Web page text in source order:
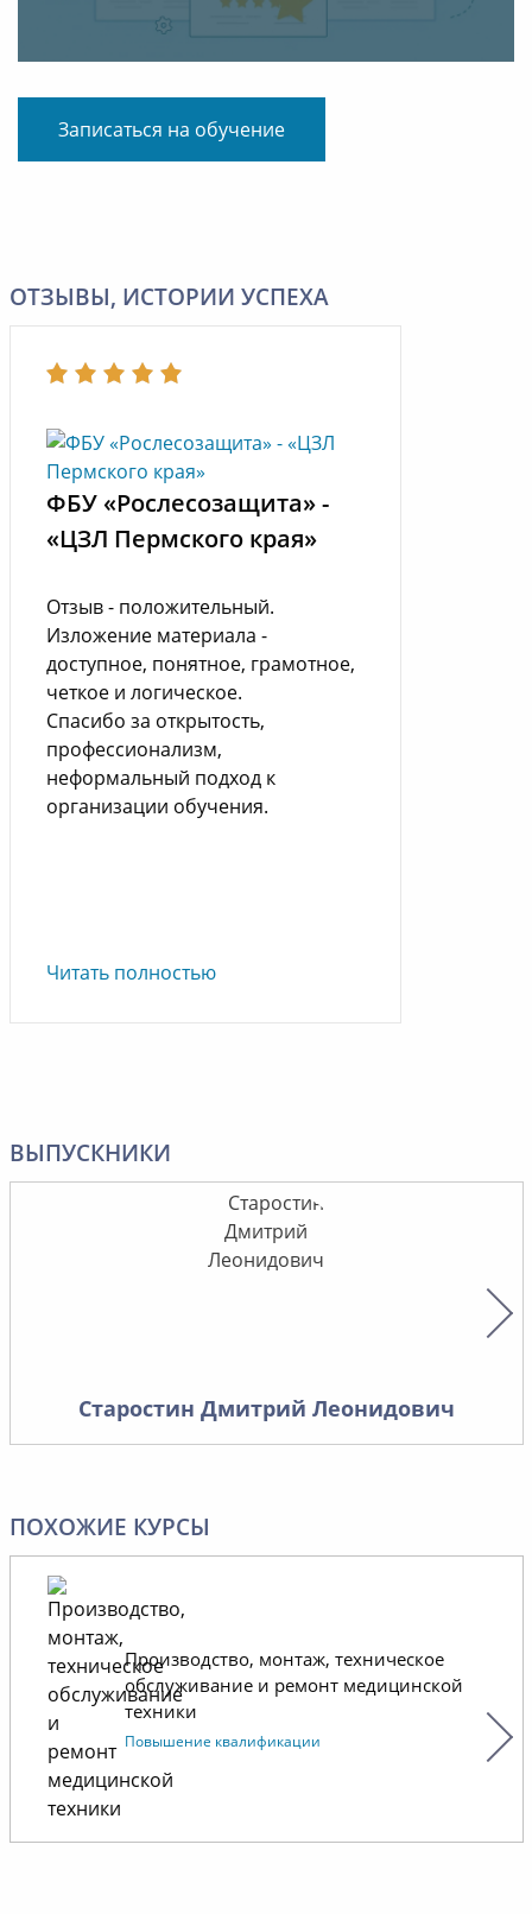
Записаться на обучение
ОТЗЫВЫ, ИСТОРИИ УСПЕХА
ФБУ «Рослесозащита» -
«ЦЗЛ Пермского края»
Отзыв - положительный.
Изложение материала -
доступное, понятное, грамотное,
четкое и логическое.
Спасибо за открытость,
профессионализм,
неформальный подход к
организации обучения.
Читать полностью
ВЫПУСКНИКИ
Старостин Дмитрий Леонидович
ПОХОЖИЕ КУРСЫ
Производство, монтаж, техническое
обслуживание и ремонт медицинской
техники
Повышение квалификации